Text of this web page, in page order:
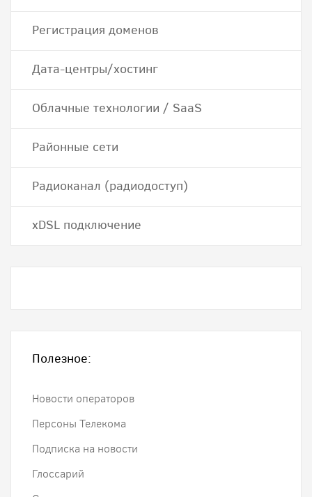
Регистрация доменов
Дата-центры/хостинг
Облачные технологии / SaaS
Районные сети
Радиоканал (радиодоступ)
хDSL подключение
Полезное:
Новости операторов
Персоны Телекома
Подписка на новости
Глоссарий